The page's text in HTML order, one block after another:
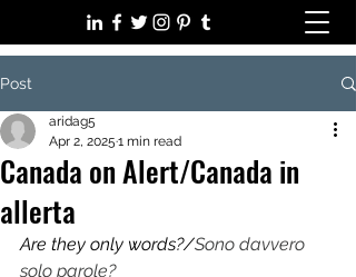
Post
Canada on Alert/Canada in
allerta
aridag5
Apr 2, 2025 1 min read
Are they only words?/Sono davvero
solo parole?